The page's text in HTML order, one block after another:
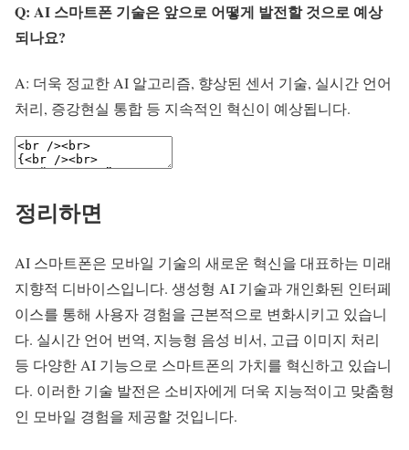
Q: AI 스마트폰 기술은 앞으로 어떻게 발전할 것으로 예상
되나요?
A: 더욱 정교한 AI 알고리즘, 향상된 센서 기술, 실시간 언어
처리, 증강현실 통합 등 지속적인 혁신이 예상됩니다.
정리하면
AI 스마트폰은 모바일 기술의 새로운 혁신을 대표하는 미래
지향적 디바이스입니다. 생성형 AI 기술과 개인화된 인터페
이스를 통해 사용자 경험을 근본적으로 변화시키고 있습니
다. 실시간 언어 번역, 지능형 음성 비서, 고급 이미지 처리
등 다양한 AI 기능으로 스마트폰의 가치를 혁신하고 있습니
다. 이러한 기술 발전은 소비자에게 더욱 지능적이고 맞춤형
인 모바일 경험을 제공할 것입니다.